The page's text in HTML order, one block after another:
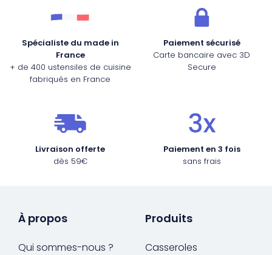
Spécialiste du made in
France
+ de 400 ustensiles de cuisine
fabriqués en France
Paiement sécurisé
Carte bancaire avec 3D
Secure
Livraison offerte
dès 59€
Paiement en 3 fois
sans frais
À propos
Qui sommes-nous ?
Produits
Casseroles